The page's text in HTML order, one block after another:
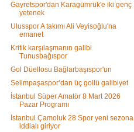
Gayretspor'dan Karagümrük'e iki genç
yetenek
Ulusspor A takımı Ali Veyisoğlu'na
emanet
Kritik karşılaşmanın galibi
Tunusbağıspor
Gol Düellosu Bağlarbaşıspor'un
Selimpaşaspor’dan üç gollü galibiyet
İstanbul Süper Amatör 8 Mart 2026
Pazar Programı
İstanbul Çamoluk 28 Spor yeni sezona
iddialı giriyor